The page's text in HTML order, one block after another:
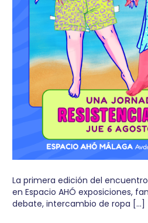
La primera edición del
en Espacio AHÓ exposiciones,
debate, intercambio de ropa […]